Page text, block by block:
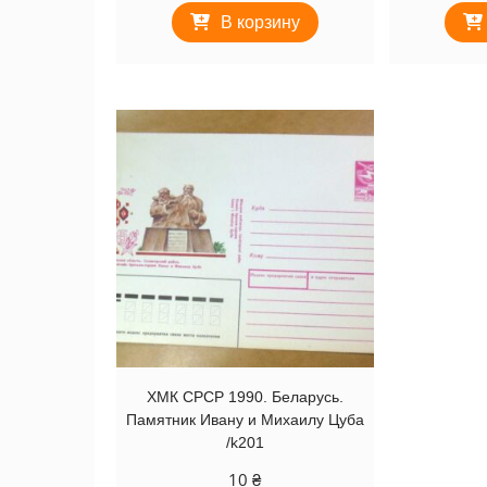
В корзину
ХМК СРСР 1990. Беларусь.
Памятник Ивану и Михаилу Цуба
/k201
10₴